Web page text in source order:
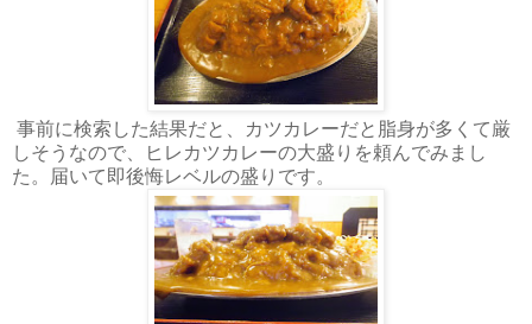
事前に検索した結果だと、カツカレーだと脂身が多くて厳
しそうなので、ヒレカツカレーの大盛りを頼んでみまし
た。届いて即後悔レベルの盛りです。